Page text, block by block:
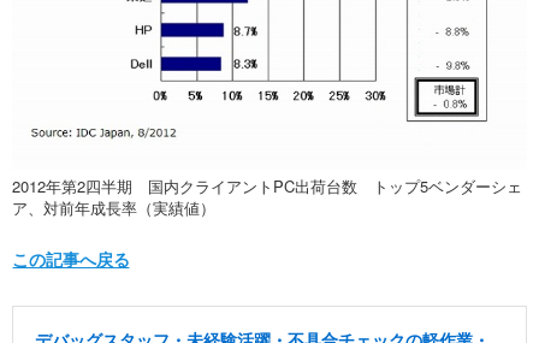
2012年第2四半期 国内クライアントPC出荷台数 トップ5ベンダーシェ
ア、対前年成長率（実績値）
この記事へ戻る